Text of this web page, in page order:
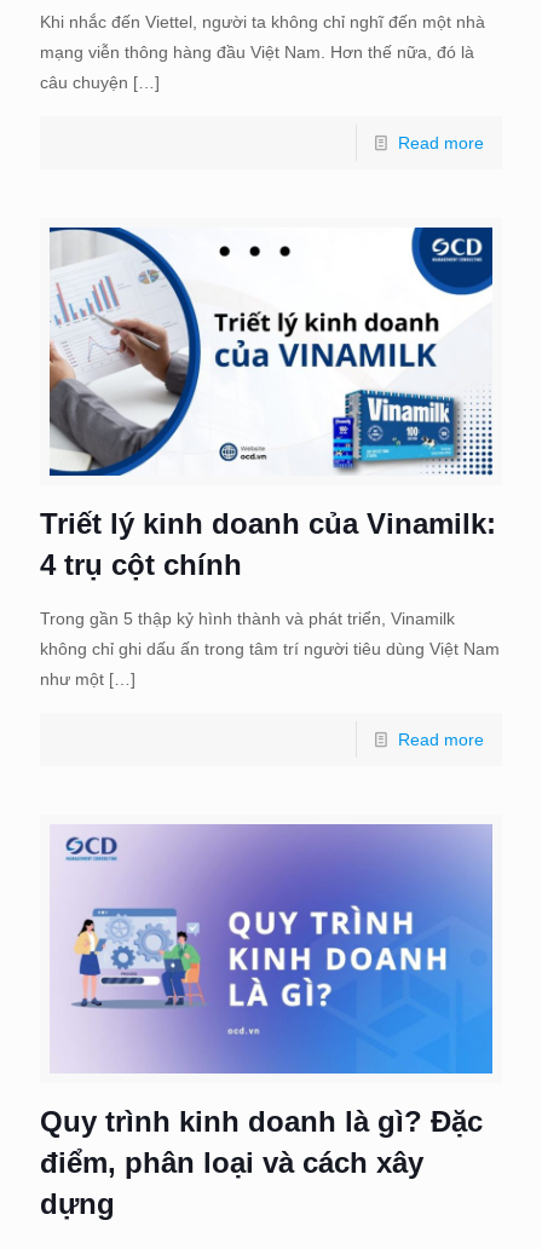
Khi nhắc đến Viettel, người ta không chỉ nghĩ đến một nhà
mạng viễn thông hàng đầu Việt Nam. Hơn thế nữa, đó là
câu chuyện […]
Read more
Triết lý kinh doanh của Vinamilk:
4 trụ cột chính
Trong gần 5 thập kỷ hình thành và phát triển, Vinamilk
không chỉ ghi dấu ấn trong tâm trí người tiêu dùng Việt Nam
như một […]
Read more
Quy trình kinh doanh là gì? Đặc
điểm, phân loại và cách xây
dựng